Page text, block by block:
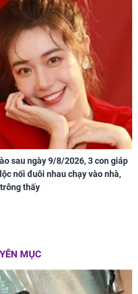
sau ngày 9/8/2026, 3 con giáp
nối đuôi nhau chạy vào nhà,
thấy
MỤC